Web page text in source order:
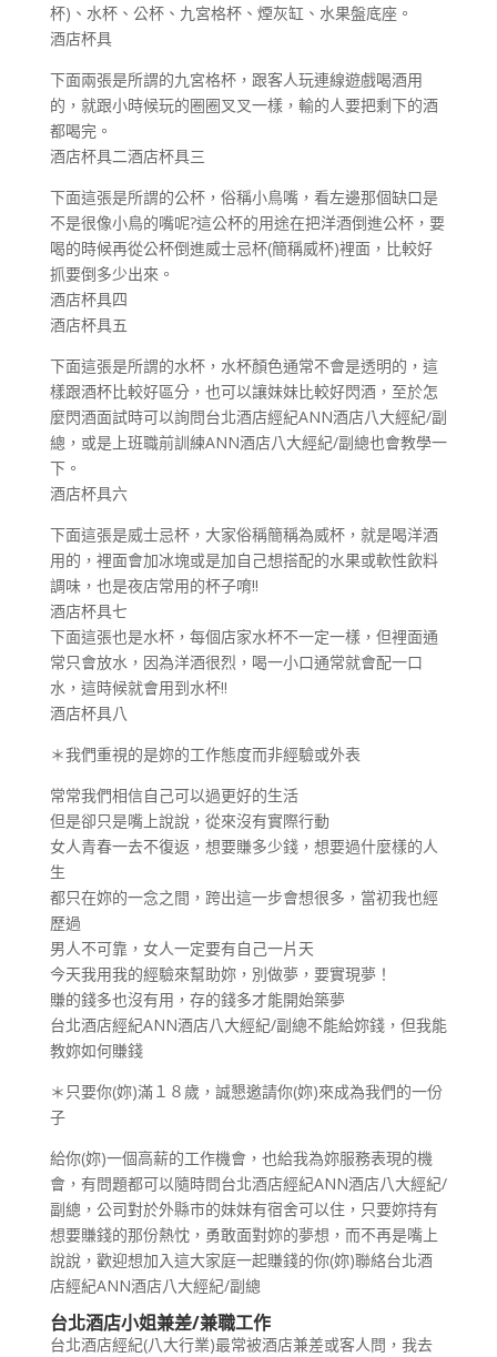
杯)、水杯、公杯、九宮格杯、煙灰缸、水果盤底座。
酒店杯具
下面兩張是所謂的九宮格杯，跟客人玩連線遊戲喝酒用
的，就跟小時候玩的圈圈叉叉一樣，輸的人要把剩下的酒
都喝完。
酒店杯具二酒店杯具三
下面這張是所謂的公杯，俗稱小鳥嘴，看左邊那個缺口是
不是很像小鳥的嘴呢?這公杯的用途在把洋酒倒進公杯，要
喝的時候再從公杯倒進威士忌杯(簡稱威杯)裡面，比較好
抓要倒多少出來。
酒店杯具四
酒店杯具五
下面這張是所謂的水杯，水杯顏色通常不會是透明的，這
樣跟酒杯比較好區分，也可以讓妹妹比較好閃酒，至於怎
麼閃酒面試時可以詢問台北酒店經紀ANN酒店八大經紀/副
總，或是上班職前訓練ANN酒店八大經紀/副總也會教學一
下。
酒店杯具六
下面這張是威士忌杯，大家俗稱簡稱為威杯，就是喝洋酒
用的，裡面會加冰塊或是加自己想搭配的水果或軟性飲料
調味，也是夜店常用的杯子唷!!
酒店杯具七
下面這張也是水杯，每個店家水杯不一定一樣，但裡面通
常只會放水，因為洋酒很烈，喝一小口通常就會配一口
水，這時候就會用到水杯!!
酒店杯具八
＊我們重視的是妳的工作態度而非經驗或外表
常常我們相信自己可以過更好的生活
但是卻只是嘴上說說，從來沒有實際行動
女人青春一去不復返，想要賺多少錢，想要過什麼樣的人
生
都只在妳的一念之間，跨出這一步會想很多，當初我也經
歷過
男人不可靠，女人一定要有自己一片天
今天我用我的經驗來幫助妳，別做夢，要實現夢！
賺的錢多也沒有用，存的錢多才能開始築夢
台北酒店經紀ANN酒店八大經紀/副總不能給妳錢，但我能
教妳如何賺錢
＊只要你(妳)滿１８歲，誠懇邀請你(妳)來成為我們的一份
子
給你(妳)一個高薪的工作機會，也給我為妳服務表現的機
會，有問題都可以隨時問台北酒店經紀ANN酒店八大經紀/
副總，公司對於外縣市的妹妹有宿舍可以住，只要妳持有
想要賺錢的那份熱忱，勇敢面對妳的夢想，而不再是嘴上
說說，歡迎想加入這大家庭一起賺錢的你(妳)聯絡台北酒
店經紀ANN酒店八大經紀/副總
台北酒店小姐兼差/兼職工作
台北酒店經紀(八大行業)最常被酒店兼差或客人問，我去